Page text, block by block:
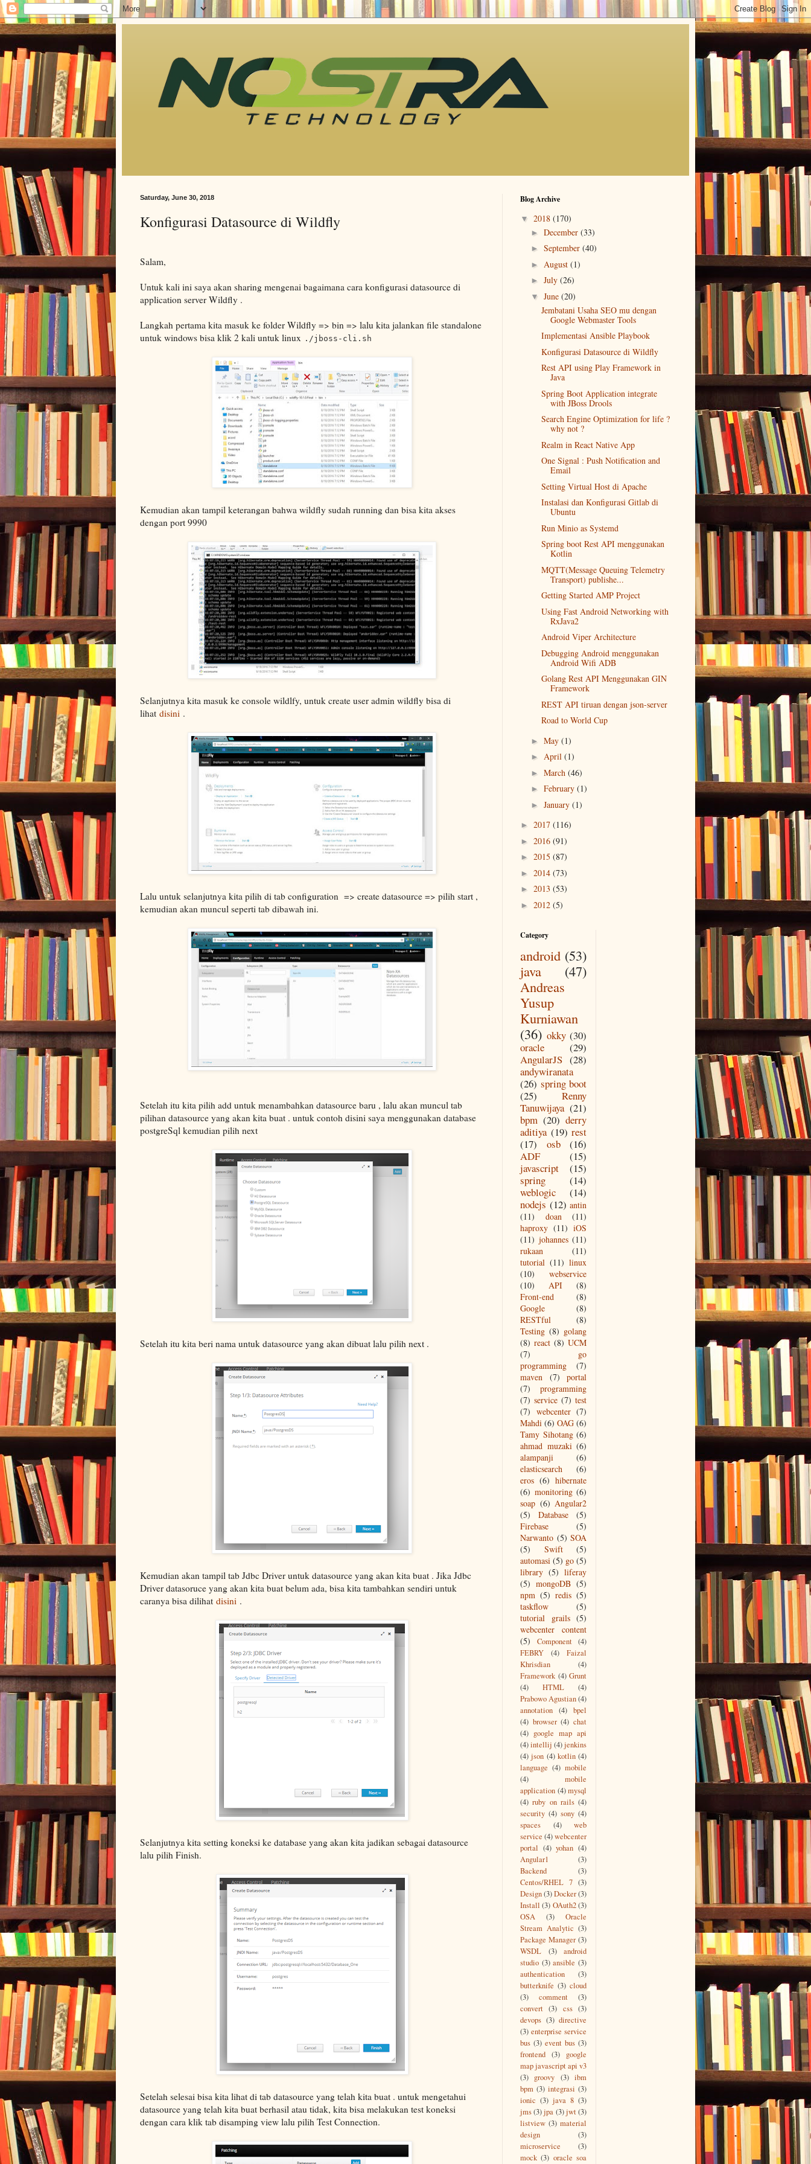
Saturday, June 30, 2018
Konfigurasi Datasource di Wildfly
Salam,
Untuk kali ini saya akan sharing mengenai bagaimana cara konfigurasi datasource di
application server Wildfly .
Langkah pertama kita masuk ke folder Wildfly => bin => lalu kita jalankan file standalone
untuk windows bisa klik 2 kali untuk linux ./jboss-cli.sh
Kemudian akan tampil keterangan bahwa wildfly sudah running dan bisa kita akses
dengan port 9990
Selanjutnya kita masuk ke console wildlfy, untuk create user admin wildfly bisa di
lihat disini .
Lalu untuk selanjutnya kita pilih di tab configuration => create datasource => pilih start ,
kemudian akan muncul seperti tab dibawah ini.
Setelah itu kita pilih add untuk menambahkan datasource baru , lalu akan muncul tab
pilihan datasource yang akan kita buat . untuk contoh disini saya menggunakan database
postgreSql kemudian pilih next
Setelah itu kita beri nama untuk datasource yang akan dibuat lalu pilih next .
Kemudian akan tampil tab Jdbc Driver untuk datasource yang akan kita buat . Jika Jdbc
Driver datasoruce yang akan kita buat belum ada, bisa kita tambahkan sendiri untuk
caranya bisa dilihat disini .
Selanjutnya kita setting koneksi ke database yang akan kita jadikan sebagai datasource
lalu pilih Finish.
Setelah selesai bisa kita lihat di tab datasource yang telah kita buat . untuk mengetahui
datasource yang telah kita buat berhasil atau tidak, kita bisa melakukan test koneksi
dengan cara klik tab disamping view lalu pilih Test Connection.
Blog Archive
▼ 2018 (170)
► December (33)
► September (40)
► August (1)
► July (26)
▼ June (20)
Jembatani Usaha SEO mu dengan
Google Webmaster Tools
Implementasi Ansible Playbook
Konfigurasi Datasource di Wildfly
Rest API using Play Framework in
Java
Spring Boot Application integrate
with JBoss Drools
Search Engine Optimization for life ?
why not ?
Realm in React Native App
One Signal : Push Notification and
Email
Setting Virtual Host di Apache
Instalasi dan Konfigurasi Gitlab di
Ubuntu
Run Minio as Systemd
Spring boot Rest API menggunakan
Kotlin
MQTT(Message Queuing Telemetry
Transport) publishe...
Getting Started AMP Project
Using Fast Android Networking with
RxJava2
Android Viper Architecture
Debugging Android menggunakan
Android Wifi ADB
Golang Rest API Menggunakan GIN
Framework
REST API tiruan dengan json-server
Road to World Cup
► May (1)
► April (1)
► March (46)
► February (1)
► January (1)
► 2017 (116)
► 2016 (91)
► 2015 (87)
► 2014 (73)
► 2013 (53)
► 2012 (5)
Category
android (53)
java
(47)
Andreas
Yusup
Kurniawan
(36) okky (30)
oracle
(29)
AngularJS (28)
andywiranata
(26) spring boot
(25)
Renny
Tanuwijaya (21)
bpm (20) derry
aditiya (19) rest
(17)
osb
(16)
ADF
(15)
javascript
(15)
spring
(14)
weblogic
(14)
nodejs (12) antin
(11)
doan
(11)
haproxy (11) iOS
(11) johannes (11)
rukaan
(11)
tutorial (11) linux
(10)
webservice
(10)
API
(8)
Front-end
(8)
Google
(8)
RESTful
(8)
Testing (8) golang
(8) react (8) UCM
(7)
go
programming
(7)
maven
(7)
portal
(7)
programming
(7) service (7) test
(7) webcenter (7)
Mahdi (6) OAG (6)
Tamy Sihotang (6)
ahmad muzaki (6)
alampanji
(6)
elasticsearch
(6)
eros (6) hibernate
(6) monitoring (6)
soap (6) Angular2
(5)
Database
(5)
Firebase
(5)
Narwanto (5) SOA
(5)
Swift
(5)
automasi (5) go (5)
library (5) liferay
(5) mongoDB (5)
npm (5) redis (5)
taskflow
(5)
tutorial grails (5)
webcenter content
(5)
Component (4)
FEBRY
(4)
Faizal
Khrisdian
(4)
Framework (4) Grunt
(4)
HTML
(4)
Prabowo Agustian(4)
annotation (4) bpel
(4) browser (4) chat
(4) google map api
(4)intellij (4)jenkins
(4) json (4) kotlin (4)
language (4) mobile
(4)
mobile
application (4) mysql
(4) ruby on rails (4)
security (4) sony (4)
spaces
(4)
web
service (4)webcenter
portal (4) yohan (4)
Angular1
(3)
Backend
(3)
Centos/RHEL 7 (3)
Design(3)Docker(3)
Install (3) OAuth2(3)
OSA
(3)
Oracle
Stream Analytic (3)
Package Manager (3)
WSDL
(3)
android
studio (3) ansible (3)
authentication
(3)
butterknife (3) cloud
(3)
comment
(3)
convert (3) css (3)
devops (3) directive
(3) enterprise service
bus (3) event bus (3)
frontend (3)
google
map javascript api v3
(3) groovy (3) ibm
bpm (3) integrasi (3)
ionic (3) java 8 (3)
jms(3) jpa (3)jwt(3)
listview (3) material
design
(3)
microservice
(3)
mock (3) oracle soa